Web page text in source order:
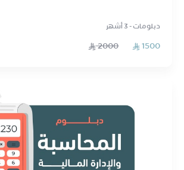
دبلومات - 3 أشهر
1500
2000